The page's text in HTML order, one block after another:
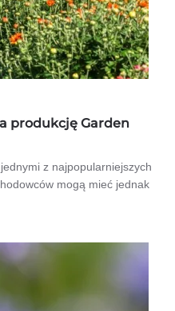
produkcję Garden
z najpopularniejszych
mogą mieć jednak